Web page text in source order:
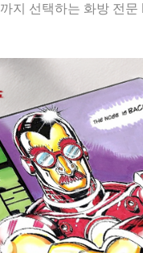
지 선택하는 화방 전문